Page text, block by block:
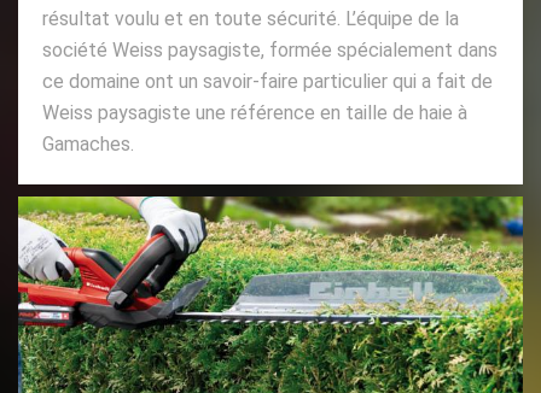
résultat voulu et en toute sécurité. L’équipe de la
société Weiss paysagiste, formée spécialement dans
ce domaine ont un savoir-faire particulier qui a fait de
Weiss paysagiste une référence en taille de haie à
Gamaches.